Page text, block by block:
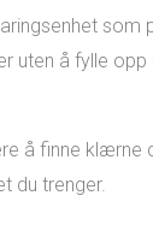
som
å fylle opp
å finne klærne
du trenger.